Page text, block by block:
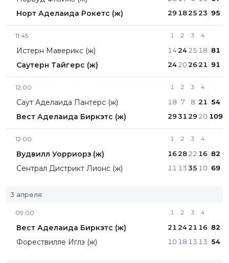
Норт Аделаида Рокетс (ж)
29 1825 23 95
11:45
Истерн Маверикс (ж)
Саутерн Тайгерс (ж)
1
14
24
2
24
20
3
25
26
4
18
21
81
91
12:00
Саут Аделаида Пантерс (ж)
Вест Аделаида Биркэтс (ж)
1
18
29
2
7
31
3
8
29
4
21
20
54
109
12:00
Вудвилл Уорриорз (ж)
Сентрал Дистрикт Лионc (ж)
1
16
11
2
28
13
3
22
35
4
16
10
82
69
3 апреля
09:00
Вест Аделаида Биркэтс (ж)
Форествилле Иглз (ж)
1
21
10
2
24
18
3
21
13
4
16
13
82
54